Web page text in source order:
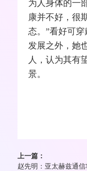
为人身体的一
康并不好，很
态。”看好可
发展之外，她
人，认为其有
景。
上一篇：
赵先明：亚太赫兹通